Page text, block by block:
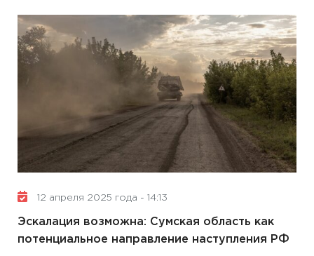
12 апреля 2025 года - 14:13
Эскалация возможна: Сумская область как
потенциальное направление наступления РФ